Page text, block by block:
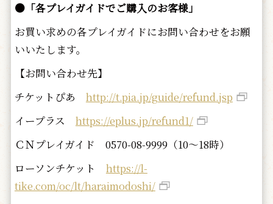
●「各プレイガイドでご購入のお客様」
お買い求めの各プレイガイドにお問い合わせをお願
いいたします。
【お問い合わせ先】
チケットぴあ http://t.pia.jp/guide/refund.jsp
イープラス https://eplus.jp/refund1/
ＣＮプレイガイド 0570-08-9999（10～18時）
ローソンチケット https://l-
tike.com/oc/lt/haraimodoshi/